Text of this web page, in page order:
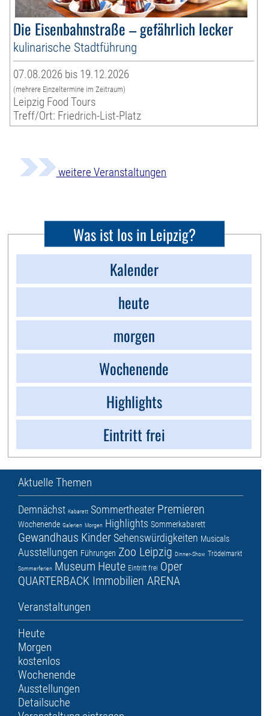
Die Eisenbahnstraße – gefährlich lecker
kulinarische Stadtführung
07.08.2026 bis 19.12.2026
(mehrere Einzeltermine im Zeitraum)
Leipzig Food Tours
Treff/Ort: Friedrich-List-Platz
weitere Veranstaltungen
Was ist los in Leipzig?
Kalender
heute
morgen
Wochenende
Highlights
Eintritt frei
Aktuelle Themen
Demnächst Kabarett Sommertheater Premieren
Wochenende Galerien Morgen Highlights Sommerkabarett
Gewandhaus KinderSehenswürdigkeiten Musicals
Ausstellungen Führungen Zoo Leipzig Dinner-Show Trödelmarkt
Sommerferien Museum Heute Eintritt frei Oper
QUARTERBACK Immobilien ARENA
Veranstaltungen
Heute
Morgen
kostenlos
Wochenende
Ausstellungen
Detailsuche